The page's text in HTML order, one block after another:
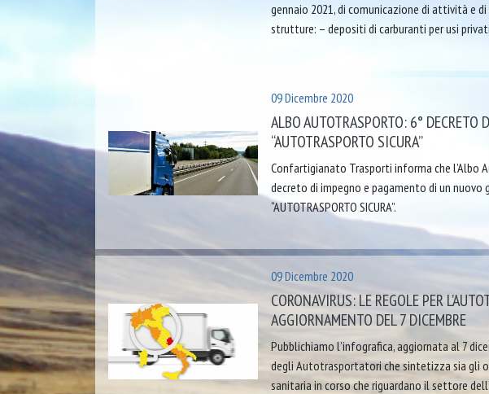
gennaio 2021, di comunicazione di attività e
strutture: – depositi di carburanti per usi
09 Dicembre 2020
ALBO AUTOTRASPORTO: 6° DECRETO
“AUTOTRASPORTO SICURA”
Confartigianato Trasporti informa che l’Albo
decreto di impegno e pagamento di un
“AUTOTRASPORTO SICURA”.
09 Dicembre 2020
CORONAVIRUS: LE REGOLE PER
AGGIORNAMENTO DEL 7 DICEMBRE
Pubblichiamo l’infografica, aggiornata al 7
degli Autotrasportatori che sintetizza sia gli
sanitaria in corso che riguardano il settore